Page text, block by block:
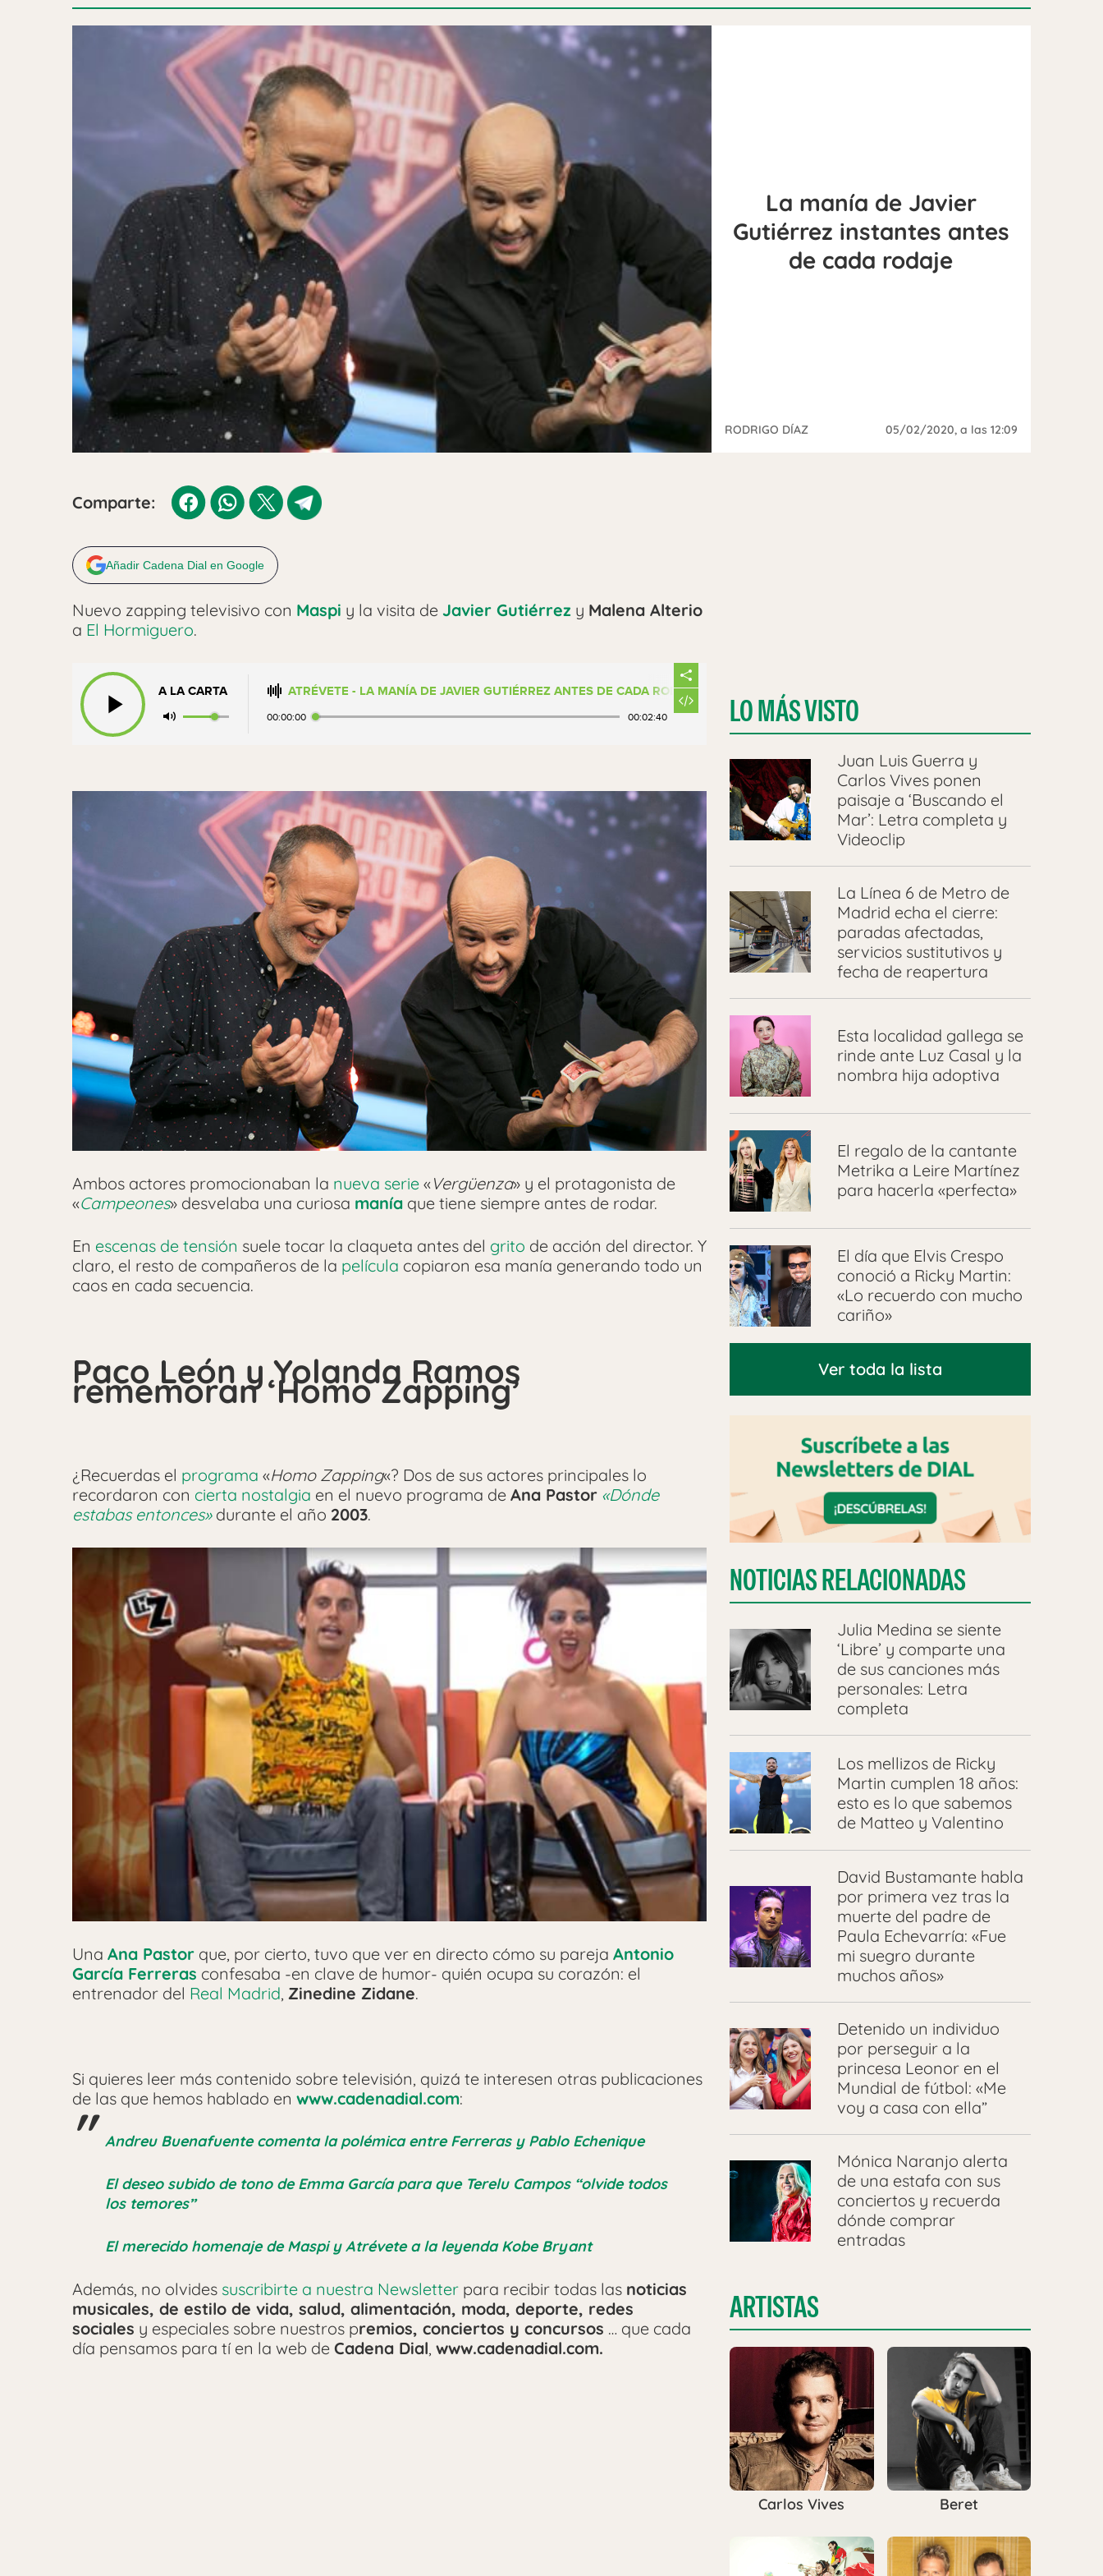
La manía de Javier
Gutiérrez instantes antes
de cada rodaje
RODRIGO DÍAZ 05/02/2020, a las 12:09
Comparte:
Añadir Cadena Dial en Google
Nuevo zapping televisivo con Maspi y la visita de Javier Gutiérrez y Malena Alterio
a El Hormiguero.
A LA CARTA ATRÉVETE - LA MANÍA DE JAVIER GUTIÉRREZ ANTES DE CADA RODAJE
00:00:00 00:02:40
Ambos actores promocionaban la nueva serie «Vergüenza» y el protagonista de
«Campeones» desvelaba una curiosa manía que tiene siempre antes de rodar.
En escenas de tensión suele tocar la claqueta antes del grito de acción del director. Y
claro, el resto de compañeros de la película copiaron esa manía generando todo un
caos en cada secuencia.
Paco León y Yolanda Ramos
rememoran ‘Homo Zapping’
¿Recuerdas el programa «Homo Zapping«? Dos de sus actores principales lo
recordaron con cierta nostalgia en el nuevo programa de Ana Pastor «Dónde
estabas entonces»durante el año 2003.
Una Ana Pastor que, por cierto, tuvo que ver en directo cómo su pareja Antonio
García Ferreras confesaba -en clave de humor- quién ocupa su corazón: el
entrenador del Real Madrid, Zinedine Zidane.
Si quieres leer más contenido sobre televisión, quizá te interesen otras publicaciones
de las que hemos hablado en www.cadenadial.com:
Andreu Buenafuente comenta la polémica entre Ferreras y Pablo Echenique
El deseo subido de tono de Emma García para que Terelu Campos “olvide todos
los temores”
El merecido homenaje de Maspi y Atrévete a la leyenda Kobe Bryant
Además, no olvides suscribirte a nuestra Newsletter para recibir todas las noticias
musicales, de estilo de vida, salud, alimentación, moda, deporte, redes
sociales y especiales sobre nuestros premios, conciertos y concursos … que cada
día pensamos para tí en la web de Cadena Dial, www.cadenadial.com.
LO MÁS VISTO
Juan Luis Guerra y
Carlos Vives ponen
paisaje a ‘Buscando el
Mar’: Letra completa y
Videoclip
La Línea 6 de Metro de
Madrid echa el cierre:
paradas afectadas,
servicios sustitutivos y
fecha de reapertura
Esta localidad gallega se
rinde ante Luz Casal y la
nombra hija adoptiva
El regalo de la cantante
Metrika a Leire Martínez
para hacerla «perfecta»
El día que Elvis Crespo
conoció a Ricky Martin:
«Lo recuerdo con mucho
cariño»
Ver toda la lista
NOTICIAS RELACIONADAS
Julia Medina se siente
‘Libre’ y comparte una
de sus canciones más
personales: Letra
completa
Los mellizos de Ricky
Martin cumplen 18 años:
esto es lo que sabemos
de Matteo y Valentino
David Bustamante habla
por primera vez tras la
muerte del padre de
Paula Echevarría: «Fue
mi suegro durante
muchos años»
Detenido un individuo
por perseguir a la
princesa Leonor en el
Mundial de fútbol: «Me
voy a casa con ella”
Mónica Naranjo alerta
de una estafa con sus
conciertos y recuerda
dónde comprar
entradas
ARTISTAS
Carlos Vives Beret